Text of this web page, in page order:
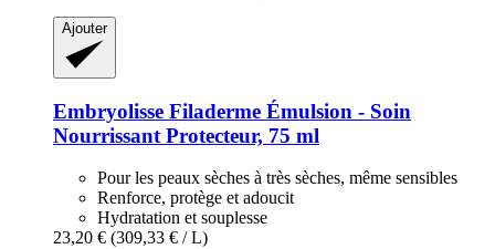
Ajouter
Embryolisse Filaderme Émulsion -​ Soin
Nourrissant Protecteur, 75 ml
Pour les peaux sèches à très sèches, même sensibles
Renforce, protège et adoucit
Hydratation et souplesse
23,20 € (309,33 € / L)